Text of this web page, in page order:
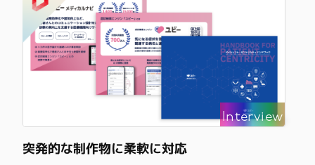
突発的な制作物に柔軟に対応
Interview